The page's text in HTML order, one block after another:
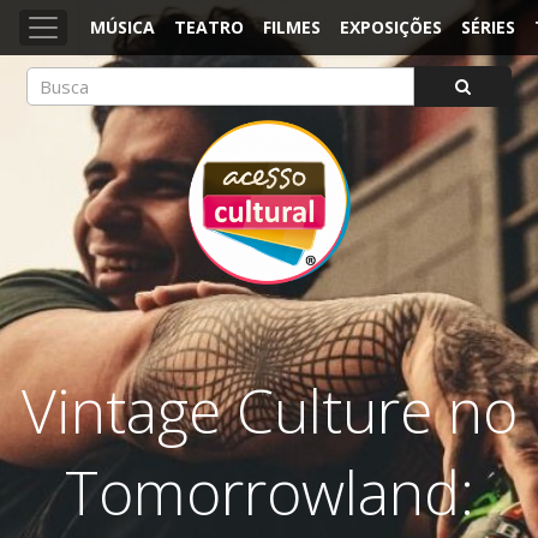
MÚSICA TEATRO FILMES EXPOSIÇÕES SÉRIES
ACESSO CULTURAL
Arte, Cultura Pop e Entretenimento
Vintage Culture no
Tomorrowland: